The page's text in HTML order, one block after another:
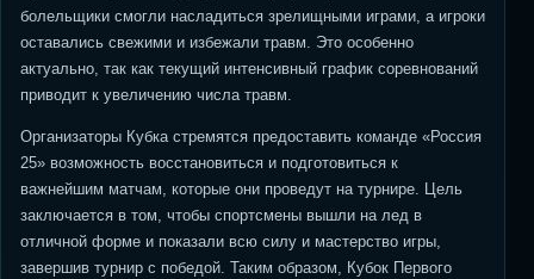
болельщики смогли насладиться зрелищными играми, а игроки
оставались свежими и избежали травм. Это особенно
актуально, так как текущий интенсивный график соревнований
приводит к увеличению числа травм.
Организаторы Кубка стремятся предоставить команде «Россия
25» возможность восстановиться и подготовиться к
важнейшим матчам, которые они проведут на турнире. Цель
заключается в том, чтобы спортсмены вышли на лед в
отличной форме и показали всю силу и мастерство игры,
завершив турнир с победой. Таким образом, Кубок Первого